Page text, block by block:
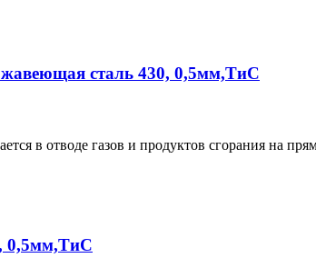
сталь 430, 0,5мм,ТиС
в отводе газов и продуктов сгорания на
0,5мм,ТиС